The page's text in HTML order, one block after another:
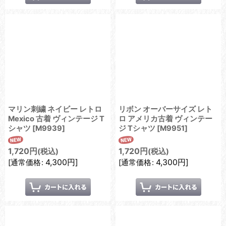
マリン刺繍 ネイビー レトロ
Mexico 古着 ヴィンテージ T
シャツ [M9939]
1,720 円 (税込)
[通常価格: 4,300円]
リボン オーバーサイズ レト
ロ アメリカ古着 ヴィンテー
ジ Tシャツ [M9951]
1,720 円 (税込)
[通常価格: 4,300円]